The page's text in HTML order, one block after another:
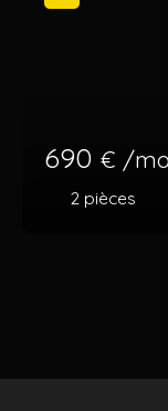
690 € /
2 pièces